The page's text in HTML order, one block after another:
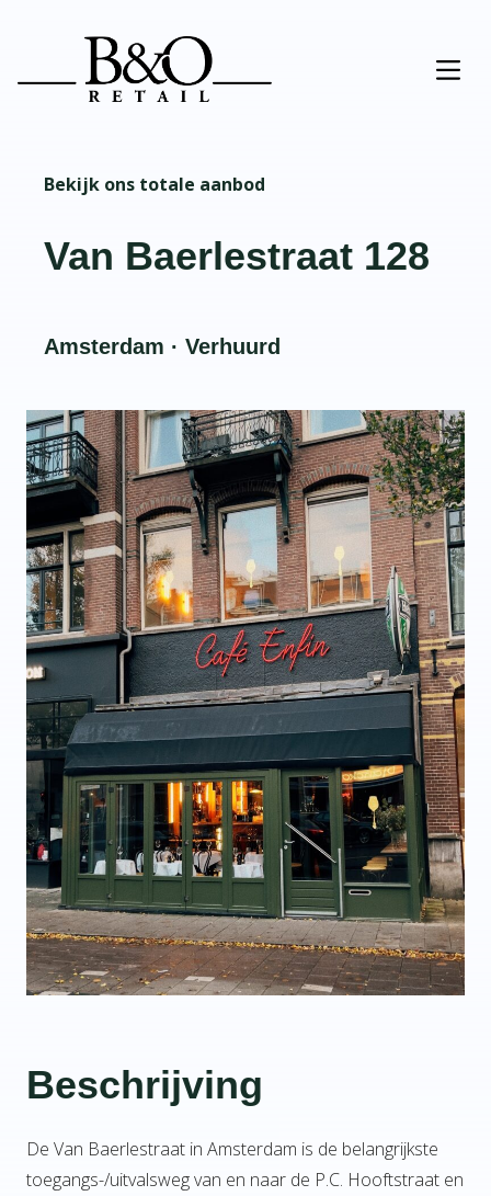
Bekijk ons totale aanbod
Van Baerlestraat 128
Amsterdam · Verhuurd
Beschrijving
De Van Baerlestraat in Amsterdam is de belangrijkste
toegangs-/uitvalsweg van en naar de P.C. Hooftstraat en